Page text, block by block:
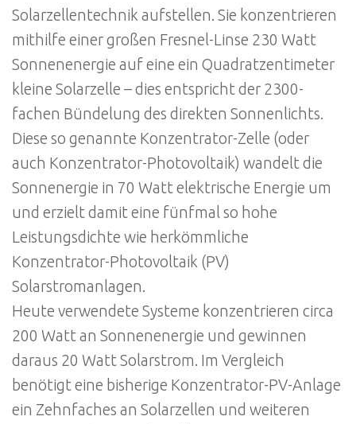
Solarzellentechnik aufstellen. Sie konzentrieren
mithilfe einer großen Fresnel-Linse 230 Watt
Sonnenenergie auf eine ein Quadratzentimeter
kleine Solarzelle – dies entspricht der 2300-
fachen Bündelung des direkten Sonnenlichts.
Diese so genannte Konzentrator-Zelle (oder
auch Konzentrator-Photovoltaik) wandelt die
Sonnenergie in 70 Watt elektrische Energie um
und erzielt damit eine fünfmal so hohe
Leistungsdichte wie herkömmliche
Konzentrator-Photovoltaik (PV)
Solarstromanlagen.
Heute verwendete Systeme konzentrieren circa
200 Watt an Sonnenenergie und gewinnen
daraus 20 Watt Solarstrom. Im Vergleich
benötigt eine bisherige Konzentrator-PV-Anlage
ein Zehnfaches an Solarzellen und weiteren